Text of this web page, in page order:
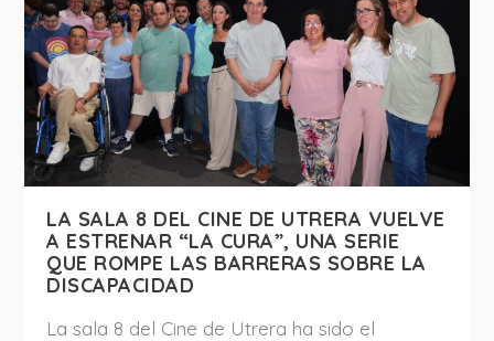
LA SALA 8 DEL CINE DE UTRERA VUELVE
A ESTRENAR “LA CURA”, UNA SERIE
QUE ROMPE LAS BARRERAS SOBRE LA
DISCAPACIDAD
La sala 8 del Cine de Utrera ha sido el